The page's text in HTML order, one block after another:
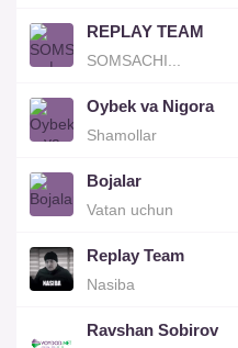
REPLAY TEAM
SOMSACHI...
Oybek va Nigora
Shamollar
Bojalar
Vatan uchun
Replay Team
Nasiba
Ravshan Sobirov